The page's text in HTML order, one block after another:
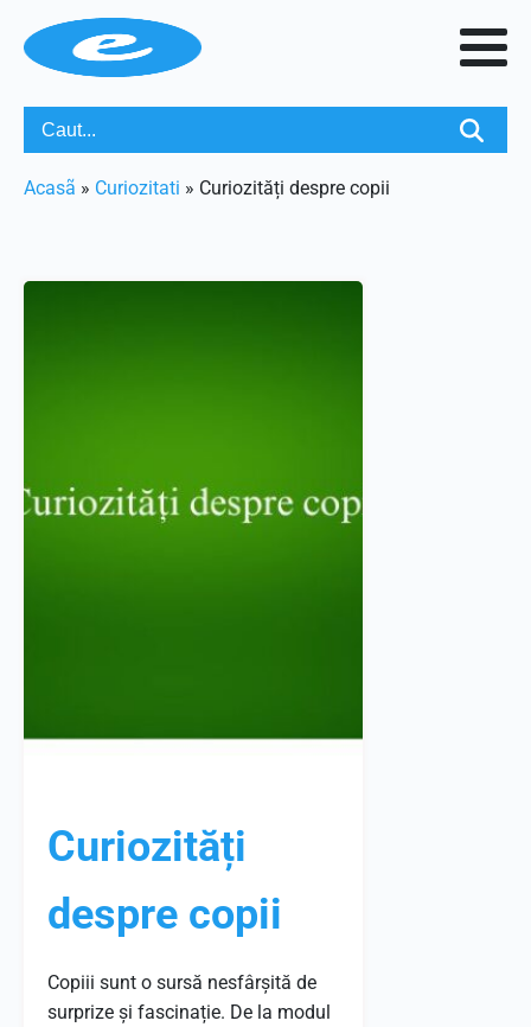
Acasã » Curiozitati » Curiozități despre copii
Curiozități
despre copii
Copiii sunt o sursă nesfârșită de
surprize și fascinație. De la modul